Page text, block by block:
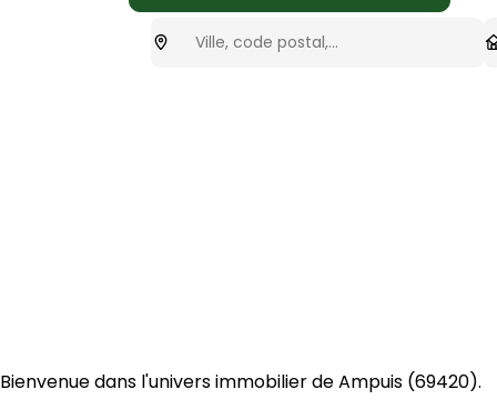
Bienvenue dans l'univers immobilier de Ampuis (69420).